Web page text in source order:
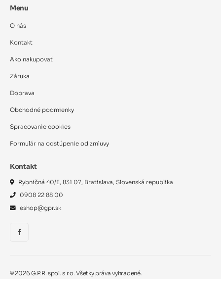
Menu
O nás
Kontakt
Ako nakupovať
Záruka
Doprava
Obchodné podmienky
Spracovanie cookies
Formulár na odstúpenie od zmluvy
Kontakt
Rybničná 40/E, 831 07, Bratislava, Slovenská republika
0908 22 88 00
eshop@gpr.sk
© 2026 G.P.R. spol. s r.o. Všetky práva vyhradené.